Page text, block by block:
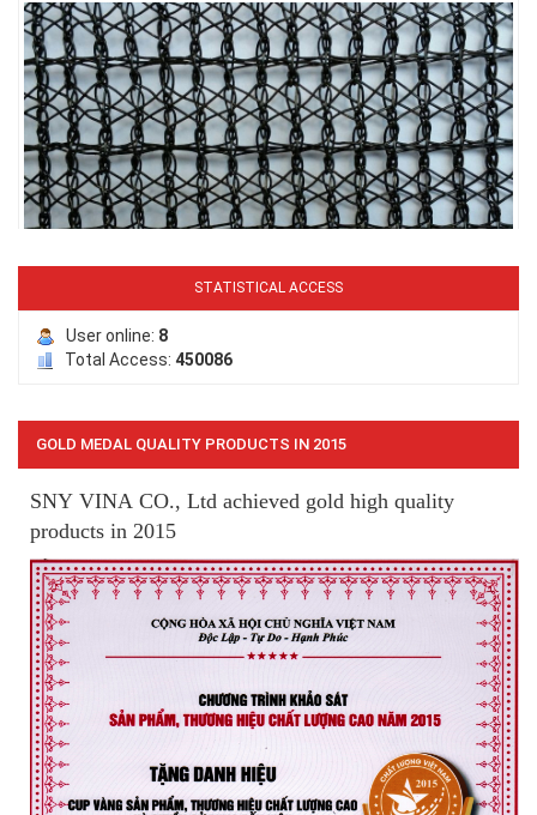
LƯỚI CHE NẮNG
LƯỚI CHẮN CHIM
STATISTICAL ACCESS
User online: 8
Total Access: 450086
GOLD MEDAL QUALITY PRODUCTS IN 2015
SNY VINA CO., Ltd achieved gold high quality
products in 2015